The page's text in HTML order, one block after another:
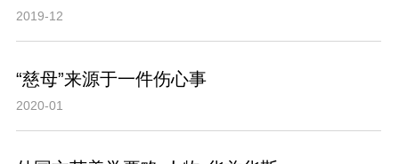
2019-12
“慈母”来源于一件伤心事
2020-01